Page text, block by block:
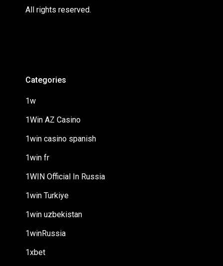
All rights reserved.
Categories
1w
1Win AZ Casino
1win casino spanish
1win fr
1WIN Official In Russia
1win Turkiye
1win uzbekistan
1winRussia
1xbet